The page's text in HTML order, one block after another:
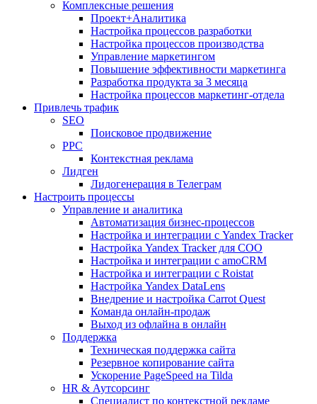
Комплексные решения
Проект+Аналитика
Настройка процессов разработки
Настройка процессов производства
Управление маркетингом
Повышение эффективности маркетинга
Разработка продукта за 3 месяца
Настройка процессов маркетинг-отдела
Привлечь трафик
SEO
Поисковое продвижение
PPC
Контекстная реклама
Лидген
Лидогенерация в Телеграм
Настроить процессы
Управление и аналитика
Автоматизация бизнес-процессов
Настройка и интеграции с Yandex Tracker
Настройка Yandex Tracker для СОО
Настройка и интеграции с amoCRM
Настройка и интеграции с Roistat
Настройка Yandex DataLens
Внедрение и настройка Carrot Quest
Команда онлайн-продаж
Выход из офлайна в онлайн
Поддержка
Техническая поддержка сайта
Резервное копирование сайта
Ускорение PageSpeed на Tilda
HR & Аутсорсинг
Специалист по контекстной рекламе